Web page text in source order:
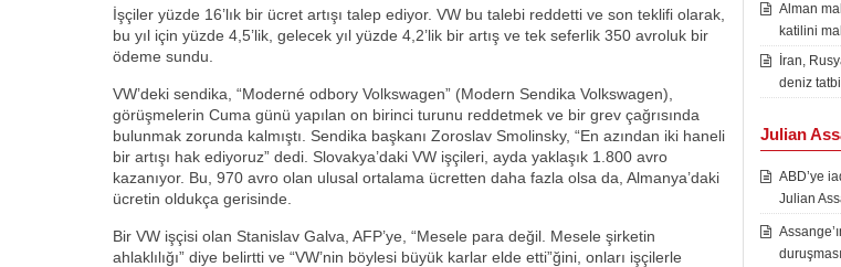
İşçiler yüzde 16’lık bir ücret artışı talep ediyor. VW bu talebi reddetti ve son teklifi olarak,
bu yıl için yüzde 4,5’lik, gelecek yıl yüzde 4,2’lik bir artış ve tek seferlik 350 avroluk bir
ödeme sundu.
VW’deki sendika, “Moderné odbory Volkswagen” (Modern Sendika Volkswagen),
görüşmelerin Cuma günü yapılan on birinci turunu reddetmek ve bir grev çağrısında
bulunmak zorunda kalmıştı. Sendika başkanı Zoroslav Smolinsky, “En azından iki haneli
bir artışı hak ediyoruz” dedi. Slovakya’daki VW işçileri, ayda yaklaşık 1.800 avro
kazanıyor. Bu, 970 avro olan ulusal ortalama ücretten daha fazla olsa da, Almanya’daki
ücretin oldukça gerisinde.
Bir VW işçisi olan Stanislav Galva, AFP’ye, “Mesele para değil. Mesele şirketin
ahlaklılığı” diye belirtti ve “VW’nin böylesi büyük karlar elde etti”ğini, onları işçilerle
Alman
katilini
İran,
deniz
Julian
ABD’ye
Julian